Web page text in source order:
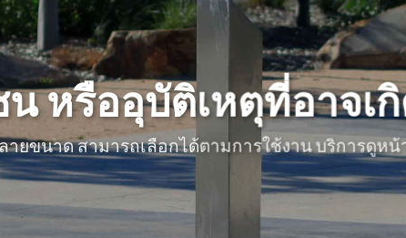
หรืออุบัติเหตุที่อาจ
ายขนาด สามารถเลือกได้ตามการใช้งาน บริการดูหน้